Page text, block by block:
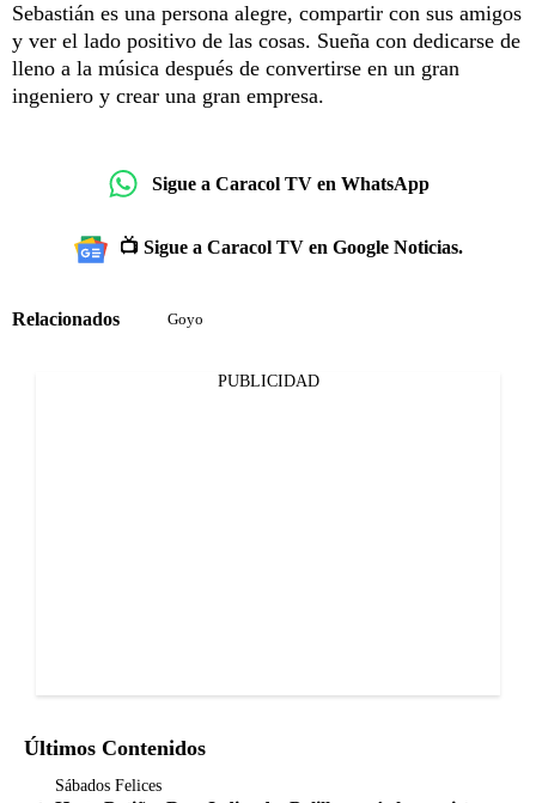
Sebastián es una persona alegre, compartir con sus amigos
y ver el lado positivo de las cosas. Sueña con dedicarse de
lleno a la música después de convertirse en un gran
ingeniero y crear una gran empresa.
Sigue a Caracol TV en WhatsApp
📺 Sigue a Caracol TV en Google Noticias.
Relacionados Goyo
PUBLICIDAD
Últimos Contenidos
Sábados Felices